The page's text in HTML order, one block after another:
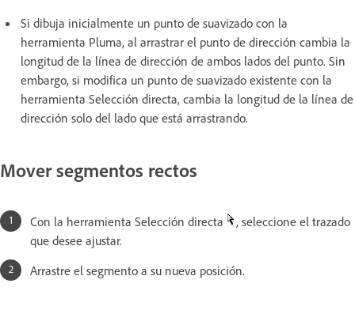
Si dibuja inicialmente un punto de suavizado con la
herramienta Pluma, al arrastrar el punto de dirección cambia la
longitud de la línea de dirección de ambos lados del punto. Sin
embargo, si modifica un punto de suavizado existente con la
herramienta Selección directa, cambia la longitud de la línea de
dirección solo del lado que está arrastrando.
Mover segmentos rectos
Con la herramienta Selección directa
, seleccione el trazado
que desee ajustar.
Arrastre el segmento a su nueva posición.